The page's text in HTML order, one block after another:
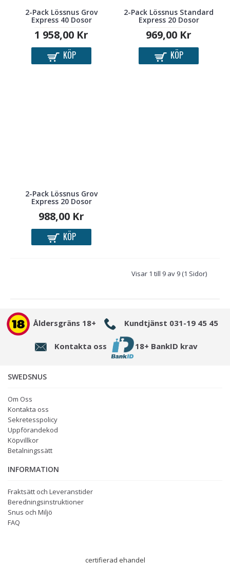
2-Pack Lössnus Grov
Express 40 Dosor
1 958,00 Kr
KÖP
2-Pack Lössnus Standard
Express 20 Dosor
969,00 Kr
KÖP
2-Pack Lössnus Grov
Express 20 Dosor
988,00 Kr
KÖP
Visar 1 till 9 av 9 (1 Sidor)
Åldersgräns 18+ Kundtjänst 031-19 45 45
Kontakta oss 18+ BankID krav
SWEDSNUS
Om Oss
Kontakta oss
Sekretesspolicy
Uppförandekod
Köpvillkor
Betalningssätt
INFORMATION
Fraktsätt och Leveranstider
Beredningsinstruktioner
Snus och Miljö
FAQ
certifierad ehandel